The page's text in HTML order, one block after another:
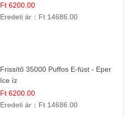
Ft 6200.00
Eredeti ár： Ft 14686.00
Frissítő 35000 Puffos E-füst - Eper
Ice íz
Ft 6200.00
Eredeti ár： Ft 14686.00